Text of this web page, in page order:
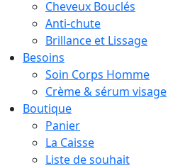
Cheveux Bouclés
Anti-chute
Brillance et Lissage
Besoins
Soin Corps Homme
Crème & sérum visage
Boutique
Panier
La Caisse
Liste de souhait